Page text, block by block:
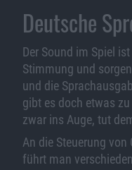
Deutsche
Der Sound im Spiel
Stimmung und
und die
gibt es doch etwas
zwar ins Auge, tut
An die Steuerung
führt man